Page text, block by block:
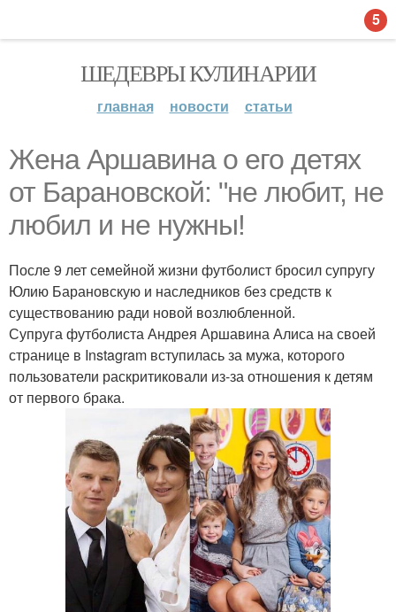
ШЕДЕВРЫ КУЛИНАРИИ
главная новости статьи
Жена Аршавина о его детях
от Барановской: "не любит, не
любил и не нужны!
После 9 лет семейной жизни футболист бросил супругу
Юлию Барановскую и наследников без средств к
существованию ради новой возлюбленной.
Супруга футболиста Андрея Аршавина Алиса на своей
странице в Instagram вступилась за мужа, которого
пользователи раскритиковали из-за отношения к детям
от первого брака.
5